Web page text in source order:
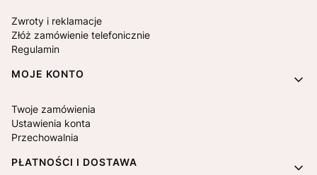
Zwroty i reklamacje
Złóż zamówienie telefonicznie
Regulamin
MOJE KONTO
Twoje zamówienia
Ustawienia konta
Przechowalnia
PŁATNOŚCI I DOSTAWA